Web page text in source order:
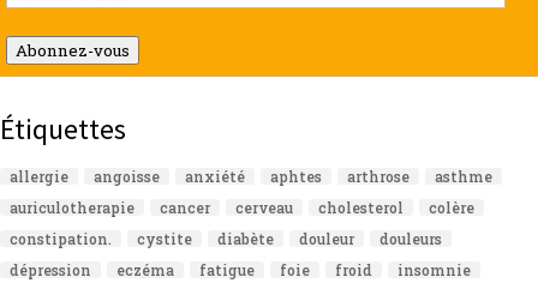
e-
mail
Abonnez-vous
Étiquettes
allergie angoisse anxiété aphtes arthrose
asthme
auriculotherapie
cancer cerveau cholesterol
colère
constipation.
cystite diabète douleur
douleurs
dépression
eczéma fatigue foie froid
insomnie